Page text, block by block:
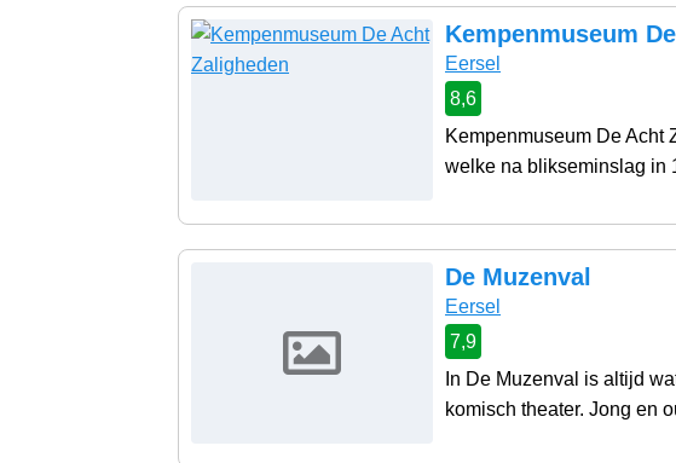
Kempenmuseum
Eersel
8,6
Kempenmuseum De Acht
welke na blikseminslag in
De Muzenval
Eersel
7,9
In De Muzenval is altijd
komisch theater. Jong en